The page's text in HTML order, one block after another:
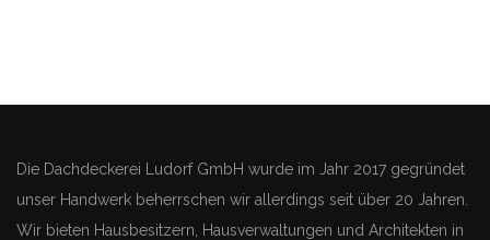
Die Dachdeckerei Ludorf GmbH wurde im Jahr 2017 gegründet
unser Handwerk beherrschen wir allerdings seit über 20 Jahren.
Wir bieten Hausbesitzern, Hausverwaltungen und Architekten in